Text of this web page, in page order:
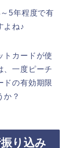
5年程度で有
よね♪
トカードが使
、一度ピーチ
ドの有効期限
か？
り込み